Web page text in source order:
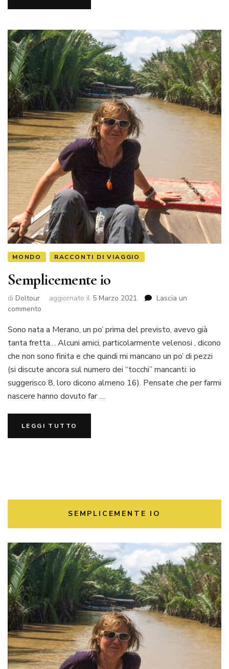
MONDO RACCONTI DI VIAGGIO
Semplicemente io
di Doltour aggiornato il 5 Marzo 2021
Lascia un
commento
Sono nata a Merano, un po’ prima del previsto, avevo già
tanta fretta… Alcuni amici, particolarmente velenosi , dicono
che non sono finita e che quindi mi mancano un po’ di pezzi
(si discute ancora sul numero dei “tocchi” mancanti: io
suggerisco 8, loro dicono almeno 16). Pensate che per farmi
nascere hanno dovuto far …
LEGGI TUTTO
SEMPLICEMENTE IO